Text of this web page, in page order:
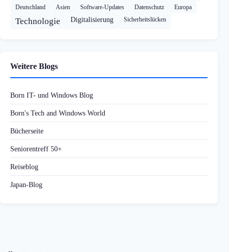
Deutschland Asien Software-Updates Datenschutz Europa
Technologie Digitalisierung Sicherheitslücken
Weitere Blogs
Born IT- und Windows Blog
Born's Tech and Windows World
Bücherseite
Seniorentreff 50+
Reiseblog
Japan-Blog